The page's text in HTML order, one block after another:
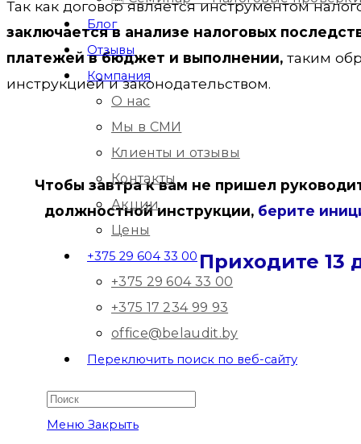
Блог
Отзывы
Компания
О нас
Мы в СМИ
Клиенты и отзывы
Контакты
Акции
Цены
+375 29 604 33 00
+375 29 604 33 00
+375 17 234 99 93
office@belaudit.by
Переключить поиск по веб-сайту
Меню Закрыть
Так как договор является инструментом
заключается в анализе налоговых
платежей в бюджет и выполнении, таким
инструкцией и законодательством.
Чтобы завтра к вам не пришел
должностной инструкции, берите
Приходите 13
Безопасные